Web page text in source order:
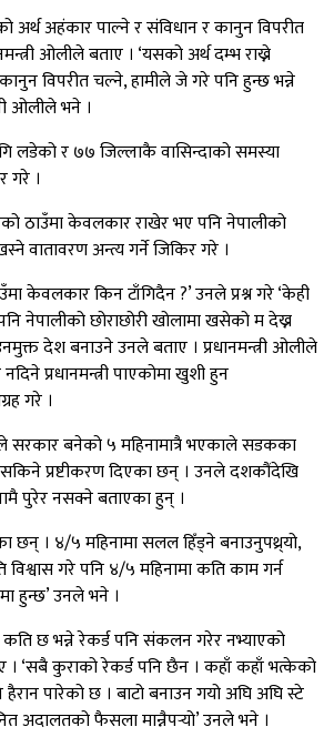
अर्थ अहंकार पाल्ने र संविधान र कानुन विपरीत
ओलीले बताए । ‘यसको अर्थ दम्भ राख्ने
विपरीत चल्ने, हामीले जे गरे पनि हुन्छ भन्ने
ओलीले भने ।
लडेको र ७७ जिल्लाकै वासिन्दाको समस्या
गरे ।
ठाउँमा केवलकार राखेर भए पनि नेपालीको
वातावरण अन्त्य गर्ने जिकिर गरे ।
केवलकार किन टाँगिदैन ?’ उनले प्रश्न गरे ‘केही
नेपालीको छोराछोरी खोलामा खसेको म देख्न
देश बनाउने उनले बताए । प्रधानमन्त्री ओलीले
नदिने प्रधानमन्त्री पाएकोमा खुशी हुन
गरे ।
सरकार बनेको ५ महिनामात्रै भएकाले सडकका
प्रष्टीकरण दिएका छन् । उनले दशकौंदेखि
पुरेर नसक्ने बताएका हुन् ।
छन् । ४/५ महिनामा सलल हिँड्ने बनाउनुपथ्र्यो,
गरे पनि ४/५ महिनामा कति काम गर्न
हुन्छ’ उनले भने ।
छ भन्ने रेकर्ड पनि संकलन गरेर नभ्याएको
। ‘सबै कुराको रेकर्ड पनि छैन । कहाँ कहाँ भत्केको
पारेको छ । बाटो बनाउन गयो अघि अघि स्टे
अदालतको फैसला मान्नैपर्‍यो’ उनले भने ।